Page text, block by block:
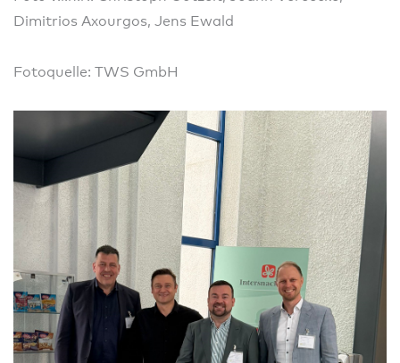
Dimitrios Axourgos, Jens Ewald
Fotoquelle: TWS GmbH